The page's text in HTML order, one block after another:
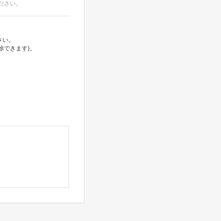
い。
。
きます)。